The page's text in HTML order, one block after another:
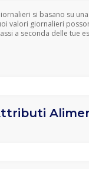
si basano su
valori giornalieri
a seconda delle tue